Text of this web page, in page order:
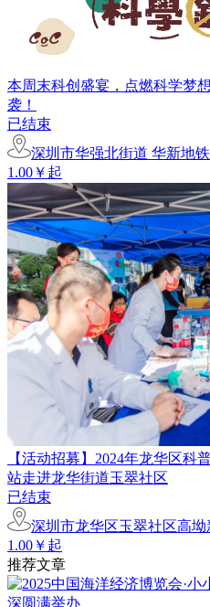
本周末科创盛宴，点燃科学梦
袭！
已结束
深圳市华强北街道 华新地
1.00￥起
【活动招募】2024年龙华区科
站走进龙华街道玉翠社区
已结束
深圳市龙华区玉翠社区高坳
1.00￥起
推荐文章